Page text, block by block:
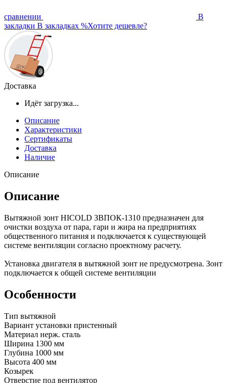
сравнении
В
закладки В закладках %Хотите дешевле?
Доставка
Идёт загрузка...
Описание
Характеристики
Сертификаты
Доставка
Наличие
Описание
Описание
Вытяжной зонт HICOLD ЗВПОК-1310 предназначен для
очистки воздуха от пара, гари и жира на предприятиях
общественного питания и подключается к существующей
системе вентиляции согласно проектному расчету.
Установка двигателя в вытяжной зонт не предусмотрена. Зонт
подключается к общей системе вентиляции
Особенности
Тип вытяжной
Вариант установки пристенный
Материал нерж. сталь
Ширина 1300 мм
Глубина 1000 мм
Высота 400 мм
Козырек
Отверстие под вентилятор